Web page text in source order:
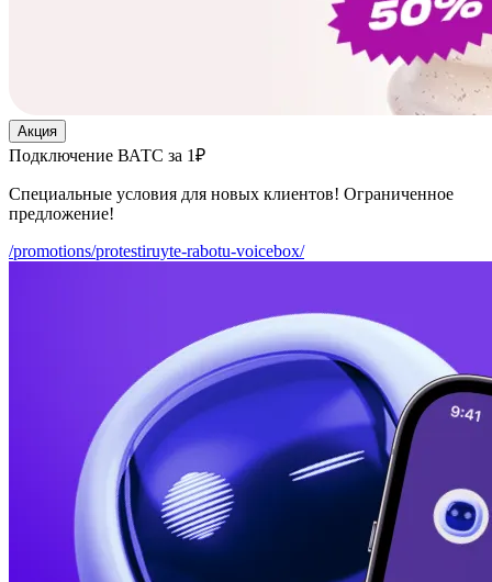
Акция
Подключение ВАТС за 1₽
Специальные условия для новых клиентов! Ограниченное
предложение!
/promotions/protestiruyte-rabotu-voicebox/